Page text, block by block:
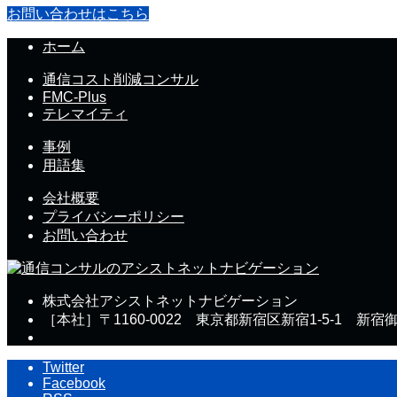
お問い合わせはこちら
ホーム
通信コスト削減コンサル
FMC-Plus
テレマイティ
事例
用語集
会社概要
プライバシーポリシー
お問い合わせ
株式会社アシストネットナビゲーション
［本社］〒1160-0022 東京都新宿区新宿1-5-1 新宿
Twitter
Facebook